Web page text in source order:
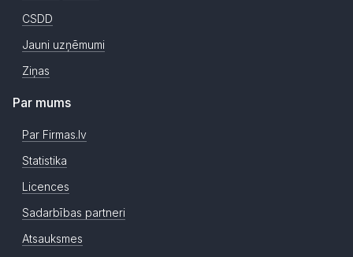
CSDD
Jauni uzņēmumi
Ziņas
Par mums
Par Firmas.lv
Statistika
Licences
Sadarbības partneri
Atsauksmes